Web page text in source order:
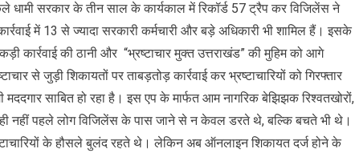
सरकार के तीन साल के कार्यकाल में रिकॉर्ड 57 ट्रैप कर विजिलेंस ने
में 13 से ज्यादा सरकारी कर्मचारी और बड़े अधिकारी भी शामिल हैं। इसके
कार्रवाई की ठानी और “भ्रष्टाचार मुक्त उत्तराखंड” की मुहिम को आगे
से जुड़ी शिकायतों पर ताबड़तोड़ कार्रवाई कर भ्रष्टाचारियों को गिरफ्तार
साबित हो रहा है। इस एप के मार्फत आम नागरिक बेझिझक रिश्वतखोरों,
नहीं पहले लोग विजिलेंस के पास जाने से न केवल डरते थे, बल्कि बचते भी थे।
के हौसले बुलंद रहते थे। लेकिन अब ऑनलाइन शिकायत दर्ज होने के